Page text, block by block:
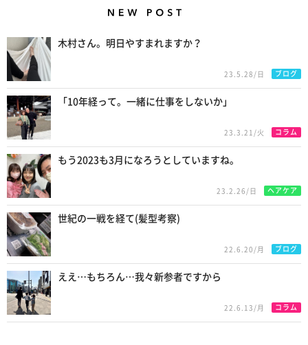
木村さん。明日やすまれますか？
23.5.28/日 ブログ
「10年経って。一緒に仕事をしないか」
23.3.21/火 コラム
もう2023も3月になろうとしていますね。
23.2.26/日 ヘアケア
世紀の一戦を経て(髪型考察)
22.6.20/月 ブログ
ええ…もちろん…我々新参者ですから
22.6.13/月 コラム